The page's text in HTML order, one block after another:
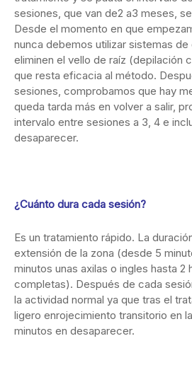
sesiones, que van de2 a3 meses,
Desde el momento en que
nunca debemos utilizar sistemas de
eliminen el vello de raíz (depilación
que resta eficacia al método.
sesiones, comprobamos que hay
queda tarda más en volver a salir,
intervalo entre sesiones a 3, 4 e
desaparecer.
¿Cuánto dura cada sesión?
Es un tratamiento rápido. La
extensión de la zona (desde 5
minutos unas axilas o ingles hasta 2
completas). Después de cada
la actividad normal ya que tras el
ligero enrojecimiento transitorio en
minutos en desaparecer.